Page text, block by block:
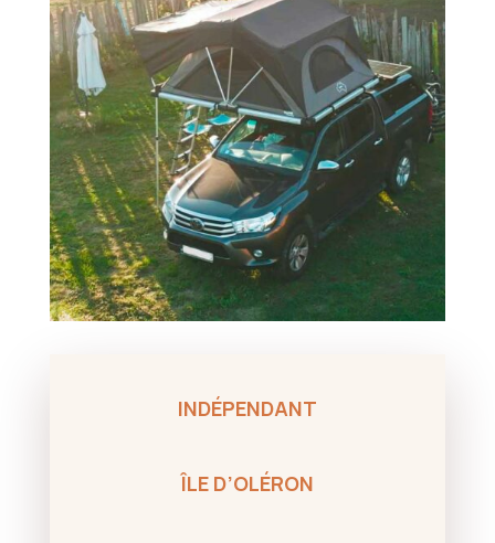
INDÉPENDANT
ÎLE D’OLÉRON